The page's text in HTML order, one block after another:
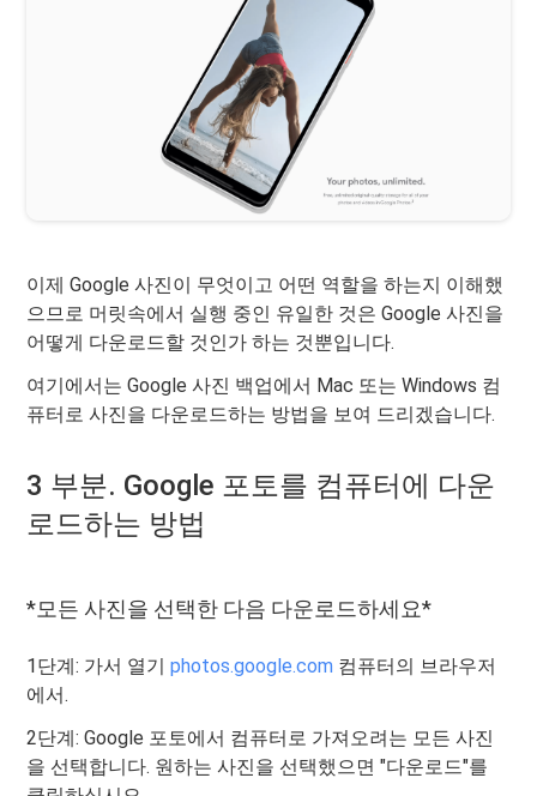
이제 Google 사진이 무엇이고 어떤 역할을 하는지 이해했
으므로 머릿속에서 실행 중인 유일한 것은 Google 사진을
어떻게 다운로드할 것인가 하는 것뿐입니다.
여기에서는 Google 사진 백업에서 Mac 또는 Windows 컴
퓨터로 사진을 다운로드하는 방법을 보여 드리겠습니다.
3 부분. Google 포토를 컴퓨터에 다운
로드하는 방법
*모든 사진을 선택한 다음 다운로드하세요*
1단계: 가서 열기photos.google.com 컴퓨터의 브라우저
에서.
2단계: Google 포토에서 컴퓨터로 가져오려는 모든 사진
을 선택합니다. 원하는 사진을 선택했으면 "다운로드"를